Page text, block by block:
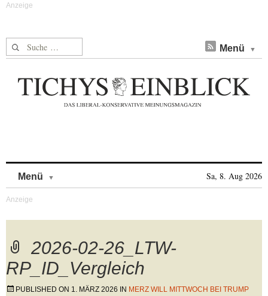
Suche nach: Menü
Menü Sa, 8. Aug 2026
2026-02-26_LTW-
RP_ID_Vergleich
PUBLISHED ON 1. MÄRZ 2026 IN MERZ WILL MITTWOCH BEI TRUMP